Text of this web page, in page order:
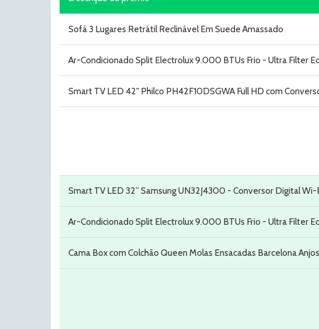
Sofá 3 Lugares Retrátil Reclinável Em Suede Amassado
Ar-Condicionado Split Electrolux 9.000 BTUs Frio - Ultra Filter
Smart TV LED 42" Philco PH42F10DSGWA Full HD com
Smart TV LED 32” Samsung UN32J4300 - Conversor Digital Wi-
Ar-Condicionado Split Electrolux 9.000 BTUs Frio - Ultra Filter
Cama Box com Colchão Queen Molas Ensacadas Barcelona